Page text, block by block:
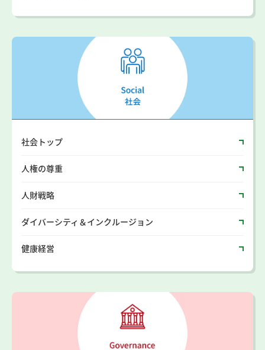
社会トップ
人権の尊重
人財戦略
ダイバーシティ＆インクルージョン
健康経営